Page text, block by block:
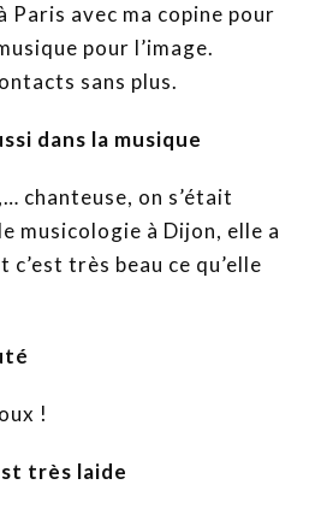
Paris avec ma copine pour
pour l’image.
sans plus.
dans la musique
chanteuse, on s’était
musicologie à Dijon, elle a
c’est très beau ce qu’elle
!
très laide